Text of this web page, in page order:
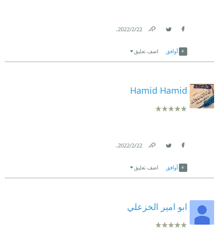
22‏/2‏/2022
.
أوافق اضف تعليق
Hamid Hamid
22‏/2‏/2022
.
أوافق اضف تعليق
ابو امير الخزعلي